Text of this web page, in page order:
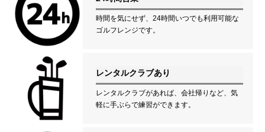
時間を気にせず、24時間いつでも利用可能な
ゴルフレンジです。
レンタルクラブあり
レンタルクラブがあれば、会社帰りなど、気
軽に手ぶらで練習ができます。